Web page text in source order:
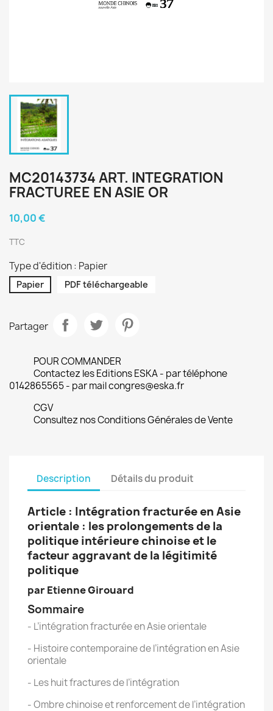
MC20143734 ART. INTEGRATION
FRACTUREE EN ASIE OR
10,00 €
TTC
Type d'édition : Papier
Papier PDF téléchargeable
Partager
POUR COMMANDER
Contactez les Editions ESKA - par téléphone
0142865565 - par mail congres@eska.fr
CGV
Consultez nos Conditions Générales de Vente
Description Détails du produit
Article : Intégration fracturée en Asie
orientale : les prolongements de la
politique intérieure chinoise et le
facteur aggravant de la légitimité
politique
par Etienne Girouard
Sommaire
- L’intégration fracturée en Asie orientale
- Histoire contemporaine de l’intégration en Asie
orientale
- Les huit fractures de l’intégration
- Ombre chinoise et renforcement de l’intégration